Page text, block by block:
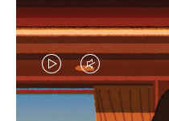
视
频
视
频